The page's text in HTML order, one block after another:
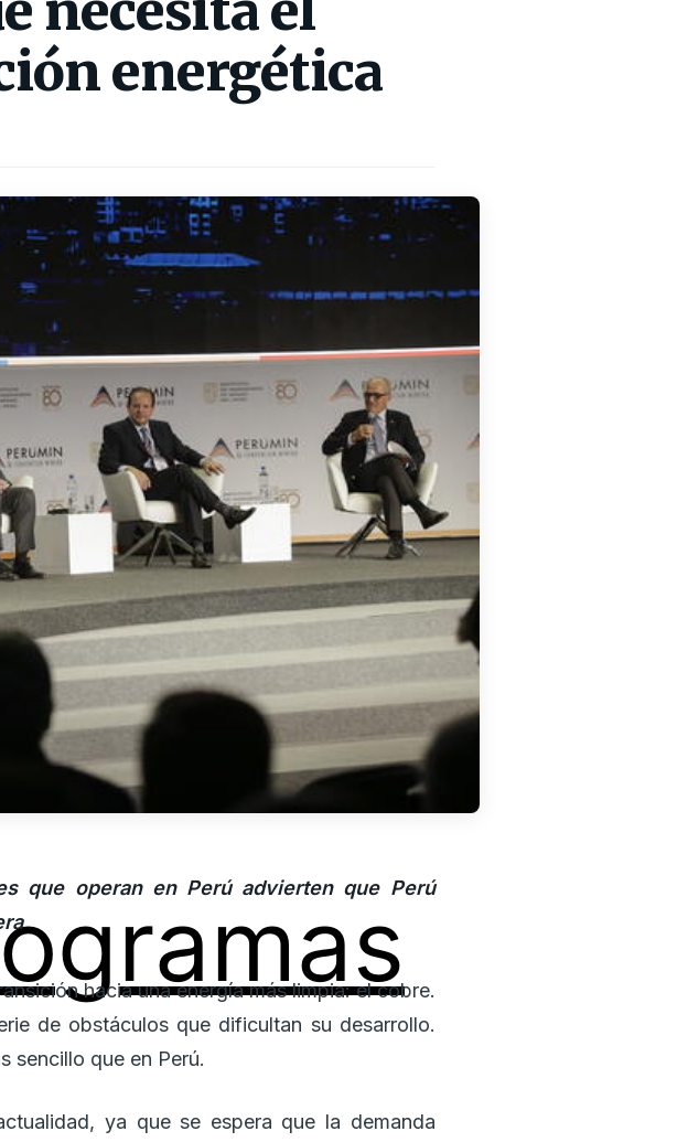
energética
que operan en Perú advierten que Perú
hacia una energía más limpia: el cobre.
de obstáculos que dificultan su desarrollo.
sencillo que en Perú.
ya que se espera que la demanda